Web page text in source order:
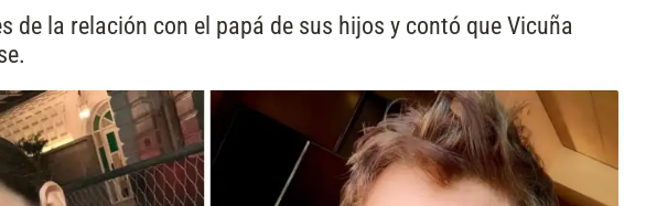
de la relación con el papá de sus hijos y contó que Vicuña